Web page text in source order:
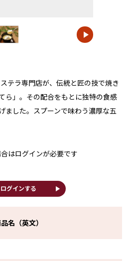
テラ専門店が、伝統と匠の技で焼き
ら」。その配合をもとに独特の食感
ました。スプーンで味わう濃厚な五
はログインが必要です
ログインする play_arrow
名（英文）